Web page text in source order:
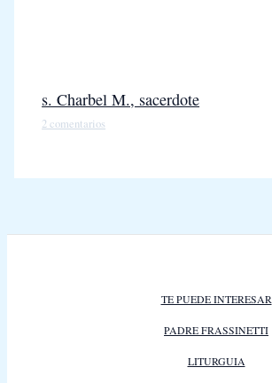
s. Charbel M., sacerdote
2 comentarios
TE PUEDE INTERESAR
PADRE FRASSINETTI
LITURGUIA